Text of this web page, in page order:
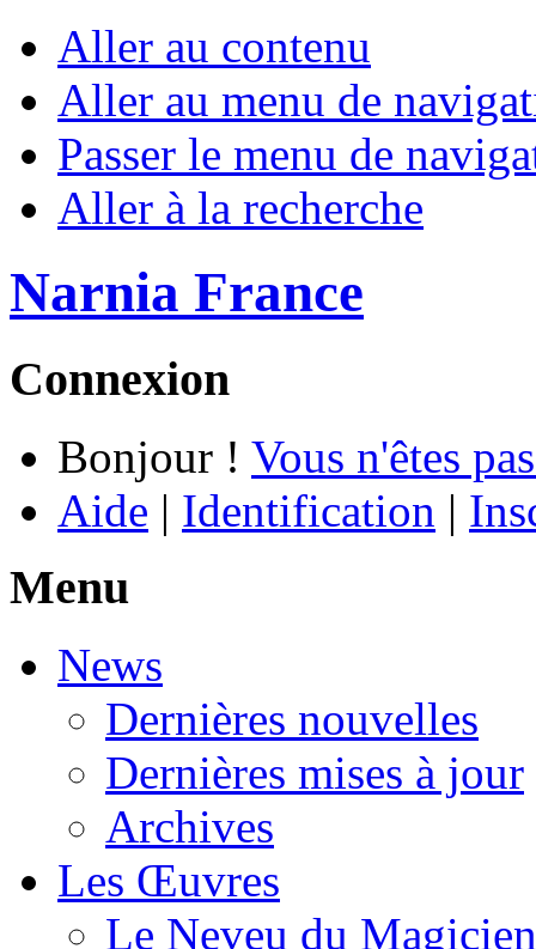
Aller au contenu
Aller au menu de
Passer le menu de
Aller à la recherche
Narnia France
Connexion
Bonjour ! Vous n'êtes
Aide | Identification |
Menu
News
Dernières nouvelles
Dernières mises à jour
Archives
Les Œuvres
Le Neveu du Magicien